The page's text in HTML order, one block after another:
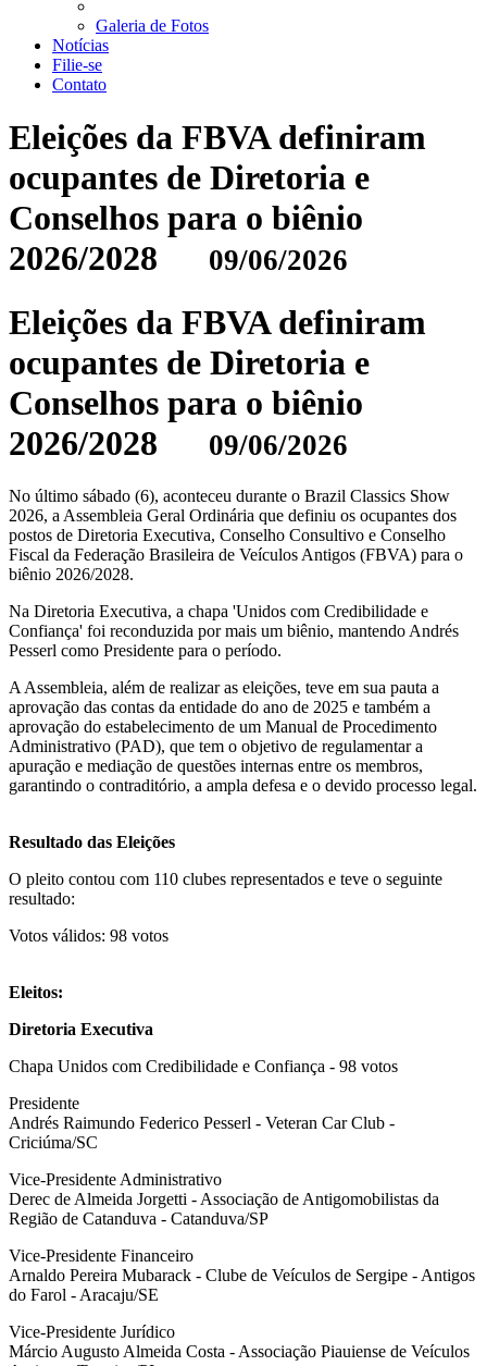
Galeria de Fotos
Notícias
Filie-se
Contato
Eleições da FBVA definiram
ocupantes de Diretoria e
Conselhos para o biênio
2026/2028
09/06/2026
Eleições da FBVA definiram
ocupantes de Diretoria e
Conselhos para o biênio
2026/2028
09/06/2026
No último sábado (6), aconteceu durante o Brazil Classics Show
2026, a Assembleia Geral Ordinária que definiu os ocupantes dos
postos de Diretoria Executiva, Conselho Consultivo e Conselho
Fiscal da Federação Brasileira de Veículos Antigos (FBVA) para o
biênio 2026/2028.
Na Diretoria Executiva, a chapa 'Unidos com Credibilidade e
Confiança' foi reconduzida por mais um biênio, mantendo Andrés
Pesserl como Presidente para o período.
A Assembleia, além de realizar as eleições, teve em sua pauta a
aprovação das contas da entidade do ano de 2025 e também a
aprovação do estabelecimento de um Manual de Procedimento
Administrativo (PAD), que tem o objetivo de regulamentar a
apuração e mediação de questões internas entre os membros,
garantindo o contraditório, a ampla defesa e o devido processo legal.
Resultado das Eleições
O pleito contou com 110 clubes representados e teve o seguinte
resultado:
Votos válidos: 98 votos
Eleitos:
Diretoria Executiva
Chapa Unidos com Credibilidade e Confiança - 98 votos
Presidente
Andrés Raimundo Federico Pesserl - Veteran Car Club -
Criciúma/SC
Vice-Presidente Administrativo
Derec de Almeida Jorgetti - Associação de Antigomobilistas da
Região de Catanduva - Catanduva/SP
Vice-Presidente Financeiro
Arnaldo Pereira Mubarack - Clube de Veículos de Sergipe - Antigos
do Farol - Aracaju/SE
Vice-Presidente Jurídico
Márcio Augusto Almeida Costa - Associação Piauiense de Veículos